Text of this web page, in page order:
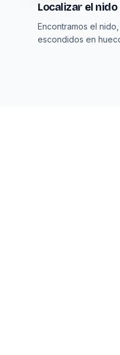
Localizar el nido
Encontramos el
escondidos en